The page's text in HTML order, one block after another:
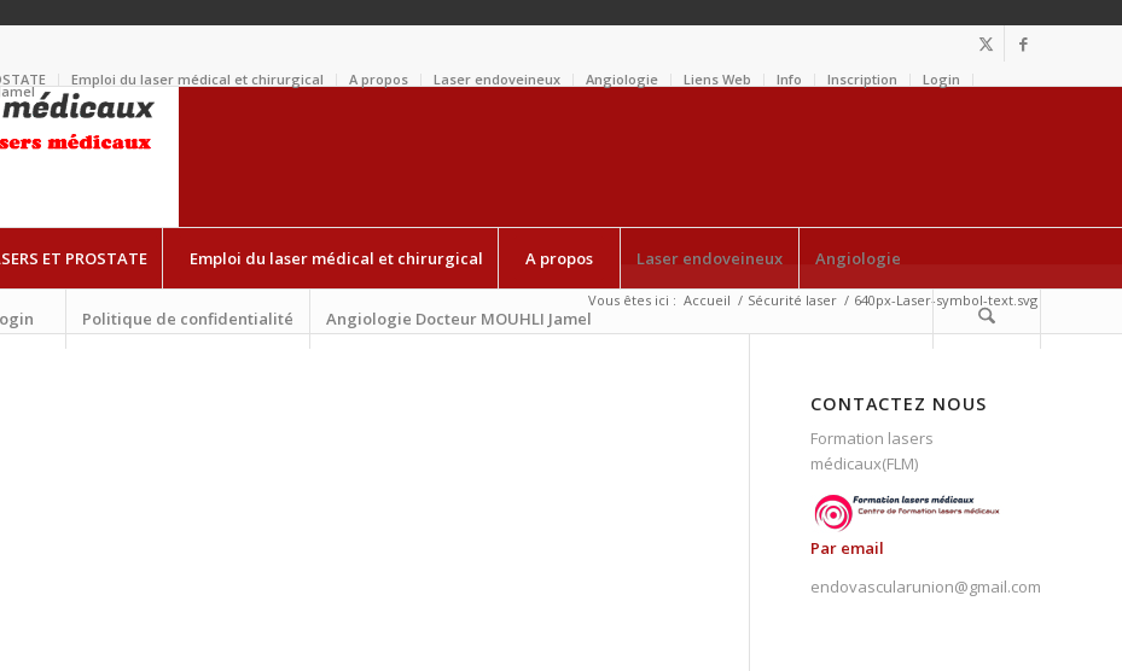
Emploi du laser médical et chirurgical A propos Laser endoveineux Angiologie Liens Web Info Inscription Login
ET PROSTATE Emploi du laser médical et chirurgical A propos Laser endoveineux Angiologie
Politique de confidentialité Angiologie Docteur MOUHLI Jamel
Vous êtes ici : Accueil / Sécurité laser / 640px-Laser-symbol-text.svg
CONTACTEZ NOUS
Formation lasers
médicaux(FLM)
Par email
endovascularunion@gmail.com